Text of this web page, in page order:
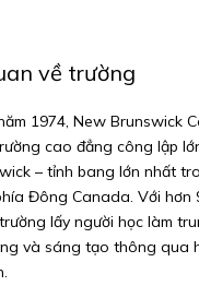
về trường
1974, New Brunswick
cao đẳng công lập
– tỉnh bang lớn nhất
Đông Canada. Với hơn
lấy người học làm
và sáng tạo thông qua